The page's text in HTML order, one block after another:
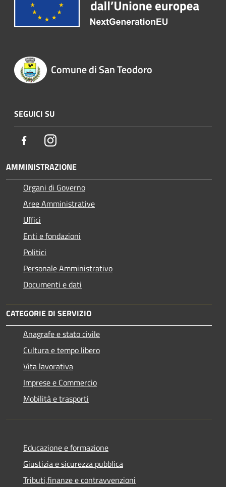
Comune di San Teodoro
SEGUICI SU
FacebookInstagram
AMMINISTRAZIONE
Organi di Governo
Aree Amministrative
Uffici
Enti e fondazioni
Politici
Personale Amministrativo
Documenti e dati
CATEGORIE DI SERVIZIO
Anagrafe e stato civile
Cultura e tempo libero
Vita lavorativa
Imprese e Commercio
Mobilità e trasporti
Educazione e formazione
Giustizia e sicurezza pubblica
Tributi,finanze e contravvenzioni